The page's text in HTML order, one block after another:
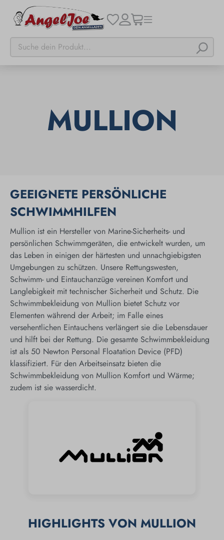
MULLION
GEEIGNETE PERSÖNLICHE
SCHWIMMHILFEN
Mullion ist ein Hersteller von Marine-Sicherheits- und
persönlichen Schwimmgeräten, die entwickelt wurden, um
das Leben in einigen der härtesten und unnachgiebigsten
Umgebungen zu schützen. Unsere Rettungswesten,
Schwimm- und Eintauchanzüge vereinen Komfort und
Langlebigkeit mit technischer Sicherheit und Schutz. Die
Schwimmbekleidung von Mullion bietet Schutz vor
Elementen während der Arbeit; im Falle eines
versehentlichen Eintauchens verlängert sie die Lebensdauer
und hilft bei der Rettung. Die gesamte Schwimmbekleidung
ist als 50 Newton Personal Floatation Device (PFD)
klassifiziert. Für den Arbeitseinsatz bieten die
Schwimmbekleidung von Mullion Komfort und Wärme;
zudem ist sie wasserdicht.
HIGHLIGHTS VON MULLION